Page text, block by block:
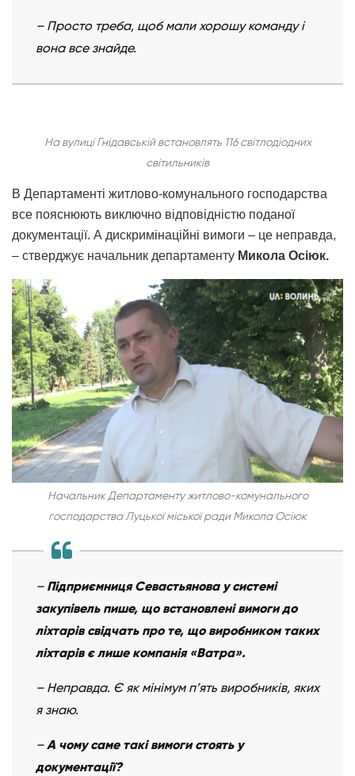
– Просто треба, щоб мали хорошу команду і
вона все знайде.
На вулиці Гнідавській встановлять 116 світлодіодних
світильників
В Департаменті житлово-комунального господарства
все пояснюють виключно відповідністю поданої
документації. А дискримінаційні вимоги – це неправда,
– стверджує начальник департаменту Микола Осіюк.
Начальник Департаменту житлово-комунального
господарства Луцької міської ради Микола Осіюк
– Підприємниця Севастьянова у системі
закупівель пише, що встановлені вимоги до
ліхтарів свідчать про те, що виробником таких
ліхтарів є лише компанія «Ватра».
– Неправда. Є як мінімум п’ять виробників, яких
я знаю.
–А чому саме такі вимоги стоять у
документації?